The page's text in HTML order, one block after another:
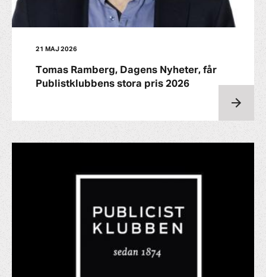
21 MAJ 2026
Tomas Ramberg, Dagens Nyheter, får
Publistklubbens stora pris 2026